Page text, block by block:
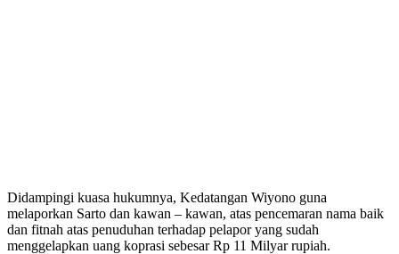
Didampingi kuasa hukumnya, Kedatangan Wiyono guna
melaporkan Sarto dan kawan – kawan, atas pencemaran nama baik
dan fitnah atas penuduhan terhadap pelapor yang sudah
menggelapkan uang koprasi sebesar Rp 11 Milyar rupiah.